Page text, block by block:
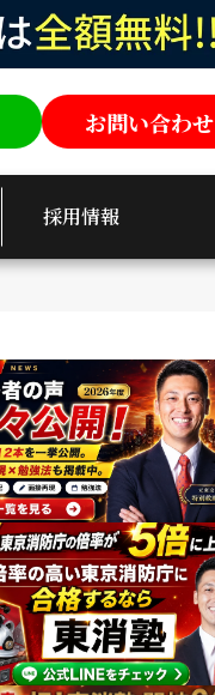
お問い合わせ
採用情報